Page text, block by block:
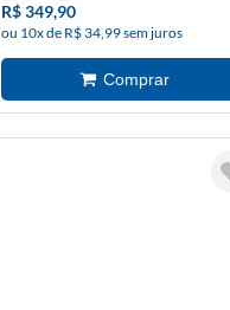
R$ 349,90
ou 10x de R$ 34,99 sem juros